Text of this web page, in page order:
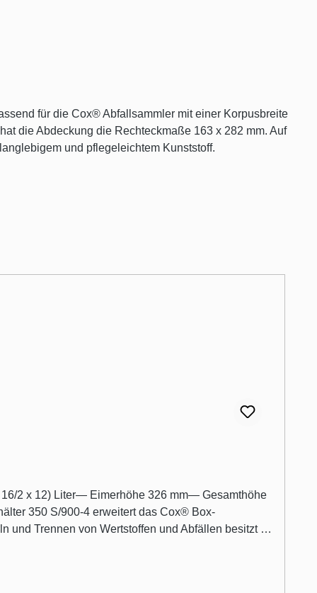
für die Cox® Abfallsammler mit einer Korpusbreite
die Abdeckung die Rechteckmaße 163 x 282 mm. Auf
und pflegeleichtem Kunststoff.
2 x 12) Liter— Eimerhöhe 326 mm— Gesamthöhe
350 S/900-4 erweitert das Cox® Box-
und Trennen von Wertstoffen und Abfällen besitzt er